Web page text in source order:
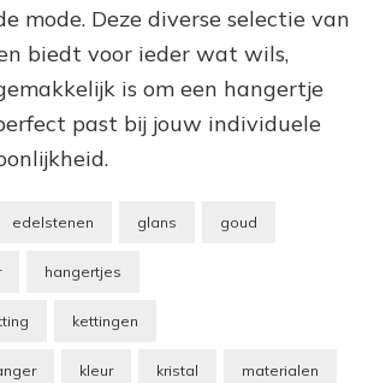
mode. Deze diverse selectie van
biedt voor ieder wat wils,
is om een hangertje
past bij jouw individuele
edelstenen glans goud
hangertjes
kettingen
kleur kristal materialen